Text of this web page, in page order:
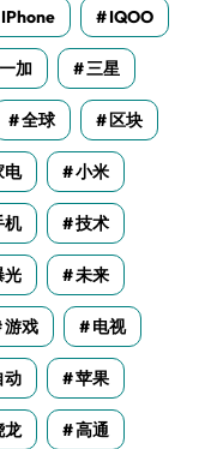
IPhone IQOO
一加 三星
全球 区块
电 小米
机 技术
光 未来
游戏 电视
动 苹果
龙 高通